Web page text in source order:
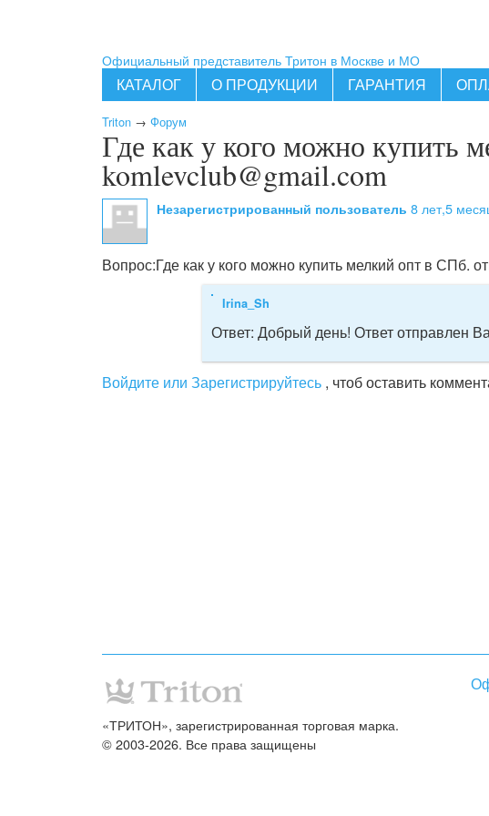
Официальный представитель Тритон в Москве и МО
КАТАЛОГ О ПРОДУКЦИИ ГАРАНТИЯ
Triton → Форум
Где как у кого можно купить
komlevclub@gmail.com
Незарегистрированный пользователь 8 лет,5
Вопрос:Где как у кого можно купить мелкий опт в СПб.
Irina_Sh
Ответ: Добрый день! Ответ отправлен
Войдите или Зарегистрируйтесь , чтоб оставить
«ТРИТОН», зарегистрированная торговая марка.
© 2003-2026. Все права защищены